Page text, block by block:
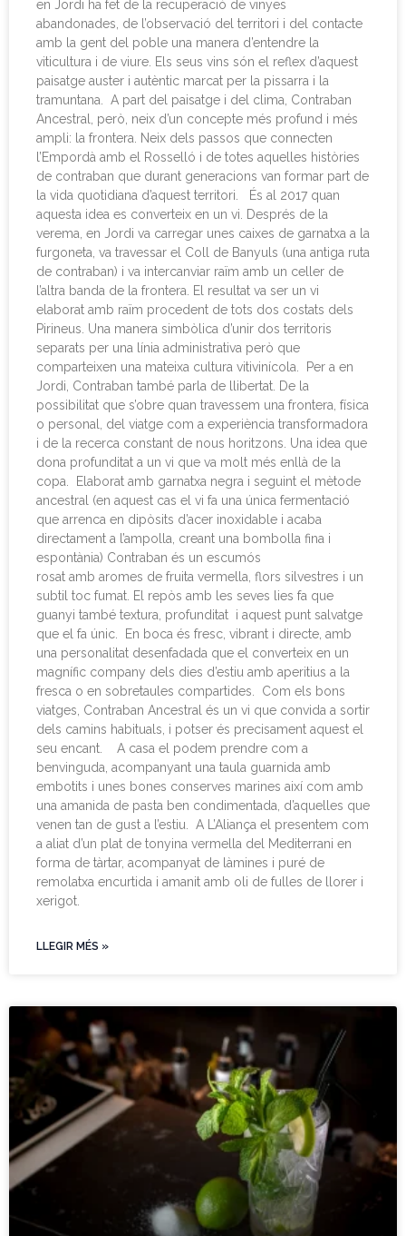
en Jordi ha fet de la recuperació de vinyes
abandonades, de l’observació del territori i del contacte
amb la gent del poble una manera d’entendre la
viticultura i de viure. Els seus vins són el reflex d’aquest
paisatge auster i autèntic marcat per la pissarra i la
tramuntana. A part del paisatge i del clima, Contraban
Ancestral, però, neix d’un concepte més profund i més
ampli: la frontera. Neix dels passos que connecten
l’Empordà amb el Rosselló i de totes aquelles històries
de contraban que durant generacions van formar part de
la vida quotidiana d’aquest territori. És al 2017 quan
aquesta idea es converteix en un vi. Després de la
verema, en Jordi va carregar unes caixes de garnatxa a la
furgoneta, va travessar el Coll de Banyuls (una antiga ruta
de contraban) i va intercanviar raïm amb un celler de
l’altra banda de la frontera. El resultat va ser un vi
elaborat amb raïm procedent de tots dos costats dels
Pirineus. Una manera simbòlica d’unir dos territoris
separats per una línia administrativa però que
comparteixen una mateixa cultura vitivinícola. Per a en
Jordi, Contraban també parla de llibertat. De la
possibilitat que s’obre quan travessem una frontera, física
o personal, del viatge com a experiència transformadora
i de la recerca constant de nous horitzons. Una idea que
dona profunditat a un vi que va molt més enllà de la
copa. Elaborat amb garnatxa negra i seguint el mètode
ancestral (en aquest cas el vi fa una única fermentació
que arrenca en dipòsits d’acer inoxidable i acaba
directament a l’ampolla, creant una bombolla fina i
espontània) Contraban és un escumós
rosat amb aromes de fruita vermella, flors silvestres i un
subtil toc fumat. El repòs amb les seves lies fa que
guanyi també textura, profunditat i aquest punt salvatge
que el fa únic. En boca és fresc, vibrant i directe, amb
una personalitat desenfadada que el converteix en un
magnífic company dels dies d’estiu amb aperitius a la
fresca o en sobretaules compartides. Com els bons
viatges, Contraban Ancestral és un vi que convida a sortir
dels camins habituals, i potser és precisament aquest el
seu encant. A casa el podem prendre com a
benvinguda, acompanyant una taula guarnida amb
embotits i unes bones conserves marines així com amb
una amanida de pasta ben condimentada, d’aquelles que
venen tan de gust a l’estiu. A L’Aliança el presentem com
a aliat d’un plat de tonyina vermella del Mediterrani en
forma de tàrtar, acompanyat de làmines i puré de
remolatxa encurtida i amanit amb oli de fulles de llorer i
xerigot.
LLEGIR MÉS »